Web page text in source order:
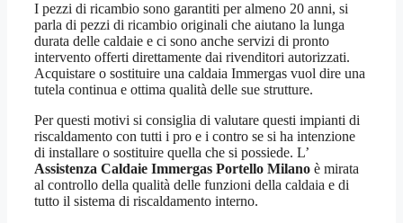
I pezzi di ricambio sono garantiti per almeno 20 anni, si
parla di pezzi di ricambio originali che aiutano la lunga
durata delle caldaie e ci sono anche servizi di pronto
intervento offerti direttamente dai rivenditori autorizzati.
Acquistare o sostituire una caldaia Immergas vuol dire una
tutela continua e ottima qualità delle sue strutture.
Per questi motivi si consiglia di valutare questi impianti di
riscaldamento con tutti i pro e i contro se si ha intenzione
di installare o sostituire quella che si possiede. L’
Assistenza Caldaie Immergas Portello Milano è mirata
al controllo della qualità delle funzioni della caldaia e di
tutto il sistema di riscaldamento interno.